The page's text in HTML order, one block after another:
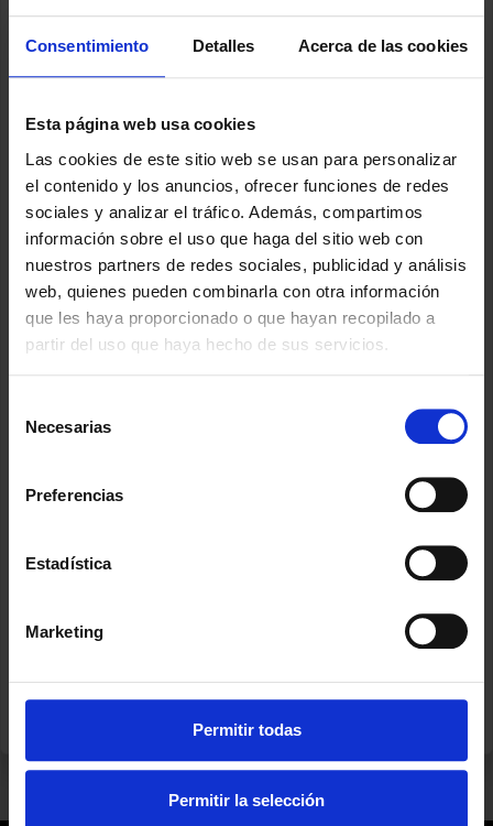
Consentimiento Detalles Acerca de las cookies
Esta página web usa cookies
Las cookies de este sitio web se usan para personalizar
el contenido y los anuncios, ofrecer funciones de redes
sociales y analizar el tráfico. Además, compartimos
información sobre el uso que haga del sitio web con
nuestros partners de redes sociales, publicidad y análisis
web, quienes pueden combinarla con otra información
que les haya proporcionado o que hayan recopilado a
partir del uso que haya hecho de sus servicios.
Necesarias
Preferencias
Estadística
Marketing
Permitir todas
Permitir la selección
Actualidad jurídica
Herencia en Las Palmas
La semana pasada,nuestra abogada Elena Castro se
desplazó a la Notaría de Las Palmas para gestionar un
dudas o bloqueos: documentación que falta, herederos
situaciones que se complican por no haber recibido
asesoramiento desde el principio. Por eso, contar con
EnABOGADAS LANCELOT
somos especialistas en
Si necesitas ayuda, escríbenos o llámanos al
636 809
JUICIO EN LAS PALMAS CONTRA UN AYUNTAMIENTO